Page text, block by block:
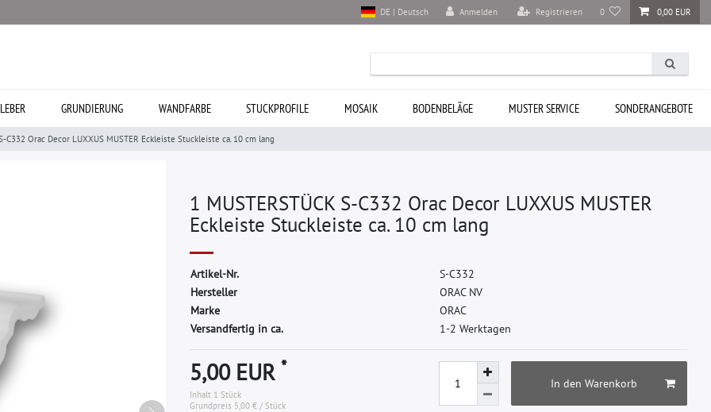
Anmelden Registrieren 0 0,00 EUR
DE | Deutsch
GRUNDIERUNG WANDFARBE STUCKPROFILE MOSAIK BODENBELÄGE MUSTER SERVICE SONDERANGEBOTE
C332 Orac Decor LUXXUS MUSTER Eckleiste Stuckleiste ca. 10 cm lang
1 MUSTERSTÜCK S-C332 Orac Decor LUXXUS MUSTER
Eckleiste Stuckleiste ca. 10 cm lang
Artikel-Nr. S-C332
Hersteller ORAC NV
Marke ORAC
Versandfertig in ca.
1-2 Werktagen
5,00 EUR *
Inhalt 1 Stück
Grundpreis 5,00 € / Stück
In den Warenkorb